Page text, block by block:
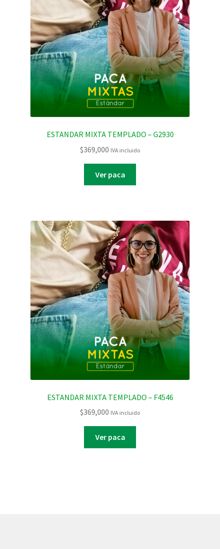
ESTANDAR MIXTA TEMPLADO – G2930
$369,000 IVA incluido
Ver paca
ESTANDAR MIXTA TEMPLADO – F4546
$369,000 IVA incluido
Ver paca